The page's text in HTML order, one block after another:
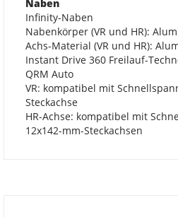
Naben
Infinity-Naben
Nabenkörper (VR und HR):
Achs-Material (VR und HR):
Instant Drive 360 Freilauf-
QRM Auto
VR: kompatibel mit
Steckachse
HR-Achse: kompatibel mit
12x142-mm-Steckachsen